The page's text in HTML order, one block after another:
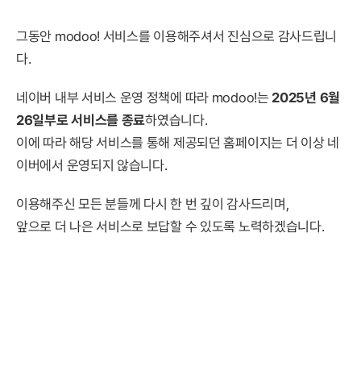
그동안 modoo! 서비스를 이용해주셔서 진심으로 감사드립니
다.
네이버 내부 서비스 운영 정책에 따라 modoo!는 2025년 6월
26일부로 서비스를 종료하였습니다.
이에 따라 해당 서비스를 통해 제공되던 홈페이지는 더 이상 네
이버에서 운영되지 않습니다.
이용해주신 모든 분들께 다시 한 번 깊이 감사드리며,
앞으로 더 나은 서비스로 보답할 수 있도록 노력하겠습니다.